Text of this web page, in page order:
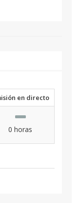
en directo
0 horas